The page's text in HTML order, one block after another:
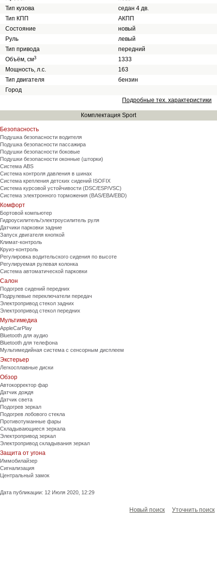
Тип кузова
cедан 4 дв.
Тип КПП
АКПП
Состояние
новый
Руль
левый
Тип привода
передний
Объём, см3
1333
Мощность, л.с.
163
Тип двигателя
бензин
Город
Подробные тех. характеристики
Комплектация Sport
Безопасность
Подушка безопасности водителя
Подушка безопасности пассажира
Подушки безопасности боковые
Подушки безопасности оконные (шторки)
Система ABS
Система контроля давления в шинах
Система крепления детских сидений ISOFIX
Система курсовой устойчивости (DSC/ESP/VSC)
Система электронного торможения (BAS/EBA/EBD)
Комфорт
Бортовой компьютер
Гидроусилитель/электроусилитель руля
Датчики парковки задние
Запуск двигателя кнопкой
Климат-контроль
Круиз-контроль
Регулировка водительского сидения по высоте
Регулируемая рулевая колонка
Система автоматической парковки
Салон
Подогрев сидений передних
Подрулевые переключатели передач
Электропривод стекол задних
Электропривод стекол передних
Мультимедиа
AppleCarPlay
Bluetooth для аудио
Bluetooth для телефона
Мультимедийная система с сенсорным дисплеем
Экстерьер
Легкосплавные диски
Обзор
Автокорректор фар
Датчик дождя
Датчик света
Подогрев зеркал
Подогрев лобового стекла
Противотуманные фары
Складывающиеся зеркала
Электропривод зеркал
Электропривод складывания зеркал
Защита от угона
Иммобилайзер
Сигнализация
Центральный замок
Дата публикации: 12 Июля 2020, 12:29
Новый поиск Уточнить поиск